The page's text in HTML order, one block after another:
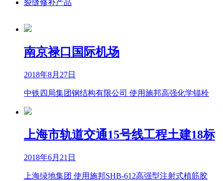
裂缝修补产品
南京禄口国际机场
2018年8月27日
中铁四局集团钢结构有限公司 使用施邦高强化学锚栓
上海市轨道交通15号线工程土建18标
2018年6月21日
上海绿地集团 使用施邦SHB-612高强型注射式植筋胶